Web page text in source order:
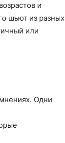
и
шьют из разных
или
Одни